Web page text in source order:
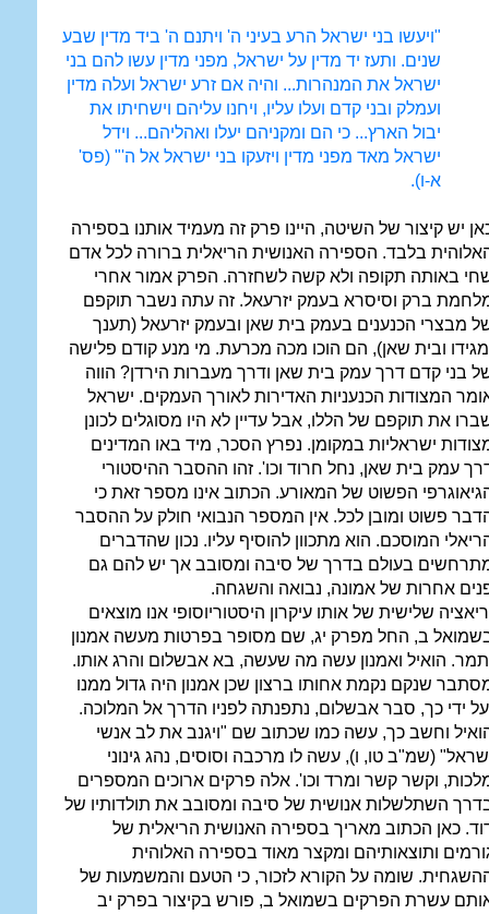
"ויעשו בני ישראל הרע בעיני ה' ויתנם ה' ביד מדין שבע
שנים. ותעז יד מדין על ישראל, מפני מדין עשו להם בני
ישראל את המנהרות... והיה אם זרע ישראל ועלה מדין
ועמלק ובני קדם ועלו עליו, ויחנו עליהם וישחיתו את
יבול הארץ... כי הם ומקניהם יעלו ואהליהם... וידל
ישראל מאד מפני מדין ויזעקו בני ישראל אל ה'" (פס'
א-ו).
יש קיצור של השיטה, היינו פרק זה מעמיד אותנו בספירה
בלבד. הספירה האנושית הריאלית ברורה לכל אדם
באותה תקופה ולא קשה לשחזרה. הפרק אמור אחרי
ברק וסיסרא בעמק יזרעאל. זה עתה נשבר תוקפם
מבצרי הכנענים בעמק בית שאן ובעמק יזרעאל (תענך
ובית שאן), הם הוכו מכה מכרעת. מי מנע קודם פלישה
בני קדם דרך עמק בית שאן ודרך מעברות הירדן? הווה
המצודות הכנעניות האדירות לאורך העמקים. ישראל
את תוקפם של הללו, אבל עדיין לא היו מסוגלים לכונן
ישראליות במקומן. נפרץ הסכר, מיד באו המדינים
עמק בית שאן, נחל חרוד וכו'. זהו ההסבר ההיסטורי
הפשוט של המאורע. הכתוב אינו מספר זאת כי
פשוט ומובן לכל. אין המספר הנבואי חולק על ההסבר
המוסכם. הוא מתכוון להוסיף עליו. נכון שהדברים
בעולם בדרך של סיבה ומסובב אך יש להם גם
אחרות של אמונה, נבואה והשגחה.
שלישית של אותו עיקרון היסטוריוסופי אנו מוצאים
ב, החל מפרק יג, שם מסופר בפרטות מעשה אמנון
הואיל ואמנון עשה מה שעשה, בא אבשלום והרג אותו.
שנקם נקמת אחותו ברצון שכן אמנון היה גדול ממנו
ידי כך, סבר אבשלום, נתפנתה לפניו הדרך אל המלוכה.
וחשב כך, עשה כמו שכתוב שם "ויגנב את לב אנשי
(שמ"ב טו, ו), עשה לו מרכבה וסוסים, נהג גינוני
וקשר קשר ומרד וכו'. אלה פרקים ארוכים המספרים
השתלשלות אנושית של סיבה ומסובב את תולדותיו של
כאן הכתוב מאריך בספירה האנושית הריאלית של
ותוצאותיהם ומקצר מאוד בספירה האלוהית
שומה על הקורא לזכור, כי הטעם והמשמעות של
עשרת הפרקים בשמואל ב, פורש בקיצור בפרק יב